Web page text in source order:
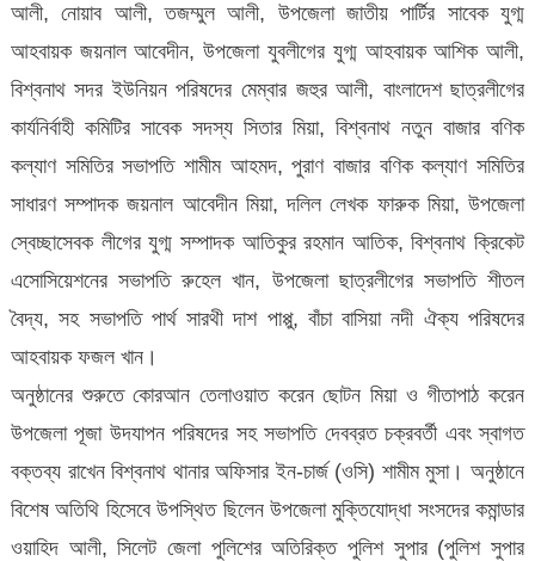
আলী, নোয়াব আলী, তজম্মুল আলী, উপজেলা জাতীয় পার্টির সাবেক যুগ্ম
আহবায়ক জয়নাল আবেদীন, উপজেলা যুবলীগের যুগ্ম আহবায়ক আশিক আলী,
বিশ্বনাথ সদর ইউনিয়ন পরিষদের মেম্বার জহুর আলী, বাংলাদেশ ছাত্রলীগের
কার্যনির্বাহী কমিটির সাবেক সদস্য সিতার মিয়া, বিশ্বনাথ নতুন বাজার বণিক
কল্যাণ সমিতির সভাপতি শামীম আহমদ, পুরাণ বাজার বণিক কল্যাণ সমিতির
সাধারণ সম্পাদক জয়নাল আবেদীন মিয়া, দলিল লেখক ফারুক মিয়া, উপজেলা
স্বেচ্ছাসেবক লীগের যুগ্ম সম্পাদক আতিকুর রহমান আতিক, বিশ্বনাথ ক্রিকেট
এসোসিয়েশনের সভাপতি রুহেল খান, উপজেলা ছাত্রলীগের সভাপতি শীতল
বৈদ্য, সহ সভাপতি পার্থ সারথী দাশ পাপ্পু, বাঁচা বাসিয়া নদী ঐক্য পরিষদের
আহবায়ক ফজল খান।
অনুষ্ঠানের শুরুতে কোরআন তেলাওয়াত করেন ছোটন মিয়া ও গীতাপাঠ করেন
উপজেলা পূজা উদযাপন পরিষদের সহ সভাপতি দেবব্রত চক্রবর্তী এবং স্বাগত
বক্তব্য রাখেন বিশ্বনাথ থানার অফিসার ইন-চার্জ (ওসি) শামীম মুসা। অনুষ্ঠানে
বিশেষ অতিথি হিসেবে উপস্থিত ছিলেন উপজেলা মুক্তিযোদ্ধা সংসদের কমান্ডার
ওয়াহিদ আলী, সিলেট জেলা পুলিশের অতিরিক্ত পুলিশ সুপার (পুলিশ সুপার